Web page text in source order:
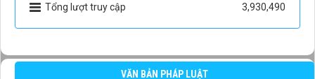
Tổng lượt truy cập
3,930,490
VĂN BẢN PHÁP LUẬT